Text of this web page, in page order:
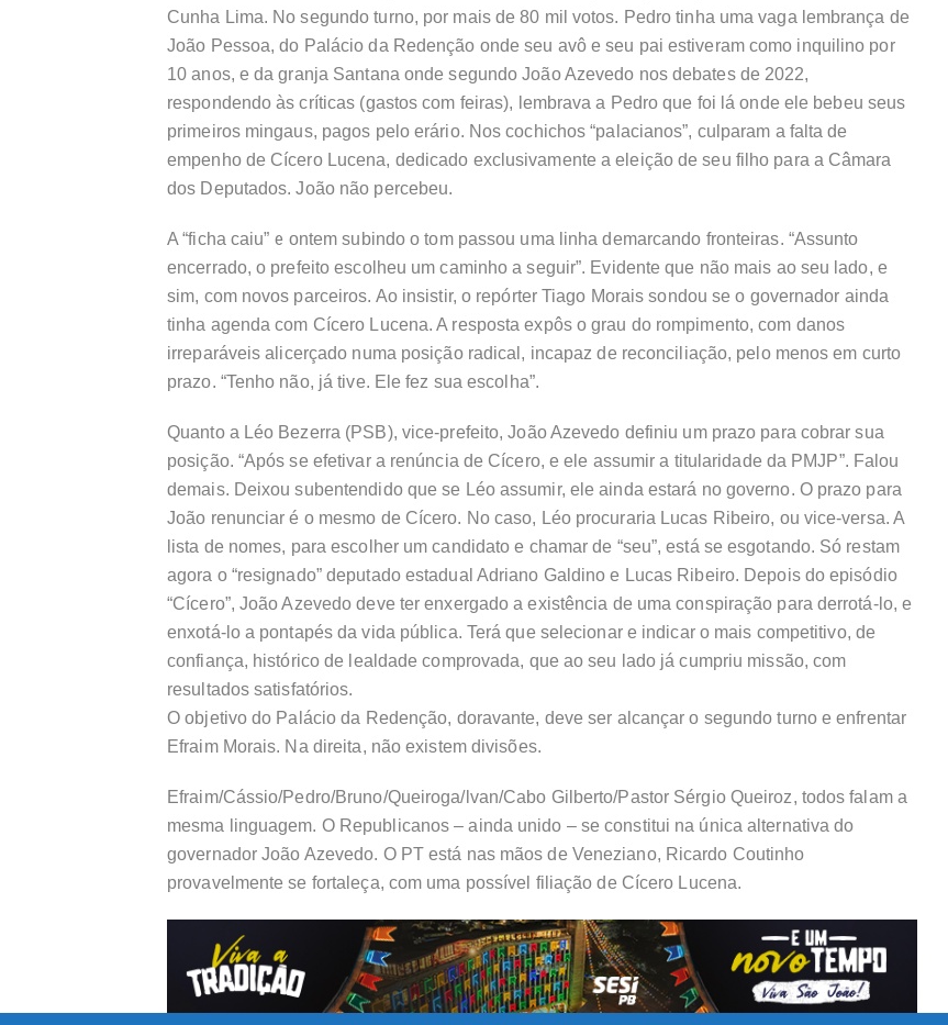
Cunha Lima. No segundo turno, por mais de 80 mil votos. Pedro tinha uma vaga lembrança de
João Pessoa, do Palácio da Redenção onde seu avô e seu pai estiveram como inquilino por
10 anos, e da granja Santana onde segundo João Azevedo nos debates de 2022,
respondendo às críticas (gastos com feiras), lembrava a Pedro que foi lá onde ele bebeu seus
primeiros mingaus, pagos pelo erário. Nos cochichos “palacianos”, culparam a falta de
empenho de Cícero Lucena, dedicado exclusivamente a eleição de seu filho para a Câmara
dos Deputados. João não percebeu.
A “ficha caiu” e ontem subindo o tom passou uma linha demarcando fronteiras. “Assunto
encerrado, o prefeito escolheu um caminho a seguir”. Evidente que não mais ao seu lado, e
sim, com novos parceiros. Ao insistir, o repórter Tiago Morais sondou se o governador ainda
tinha agenda com Cícero Lucena. A resposta expôs o grau do rompimento, com danos
irreparáveis alicerçado numa posição radical, incapaz de reconciliação, pelo menos em curto
prazo. “Tenho não, já tive. Ele fez sua escolha”.
Quanto a Léo Bezerra (PSB), vice-prefeito, João Azevedo definiu um prazo para cobrar sua
posição. “Após se efetivar a renúncia de Cícero, e ele assumir a titularidade da PMJP”. Falou
demais. Deixou subentendido que se Léo assumir, ele ainda estará no governo. O prazo para
João renunciar é o mesmo de Cícero. No caso, Léo procuraria Lucas Ribeiro, ou vice-versa. A
lista de nomes, para escolher um candidato e chamar de “seu”, está se esgotando. Só restam
agora o “resignado” deputado estadual Adriano Galdino e Lucas Ribeiro. Depois do episódio
“Cícero”, João Azevedo deve ter enxergado a existência de uma conspiração para derrotá-lo, e
enxotá-lo a pontapés da vida pública. Terá que selecionar e indicar o mais competitivo, de
confiança, histórico de lealdade comprovada, que ao seu lado já cumpriu missão, com
resultados satisfatórios.
O objetivo do Palácio da Redenção, doravante, deve ser alcançar o segundo turno e enfrentar
Efraim Morais. Na direita, não existem divisões.
Efraim/Cássio/Pedro/Bruno/Queiroga/lvan/Cabo Gilberto/Pastor Sérgio Queiroz, todos falam a
mesma linguagem. O Republicanos – ainda unido – se constitui na única alternativa do
governador João Azevedo. O PT está nas mãos de Veneziano, Ricardo Coutinho
provavelmente se fortaleça, com uma possível filiação de Cícero Lucena.